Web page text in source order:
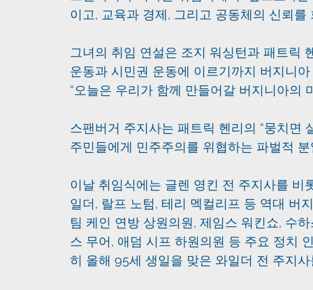
이고, 교육과 경제, 그리고 공동체의 신뢰를
그녀의 취임 연설은 조지 워싱턴과 패트릭
운동과 시민권 운동에 이르기까지 버지니
“오늘은 우리가 함께 만들어갈 버지니아의
스팬버거 주지사는 패트릭 헨리의 “뭉치면
주민들에게 민주주의를 위협하는 파벌적
이날 취임식에는 글렌 영킨 전 주지사를 비
일더, 랄프 노텀, 테리 멕컬리프 등 역대 버
팀 케인 연방 상원의원, 제임스 워킨쇼, 수
스 무어, 애덤 시프 하원의원 등 주요 정치
히 올해 95세 생일을 맞은 와일더 전 주지